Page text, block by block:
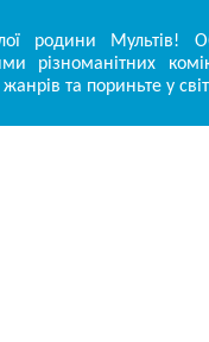
родини Мультів!
різноманітних
жанрів та пориньте у